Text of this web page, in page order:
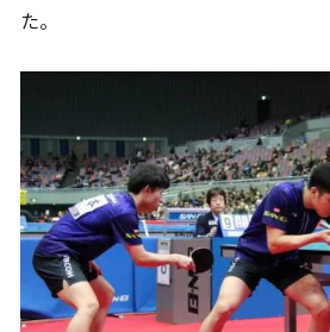
た。